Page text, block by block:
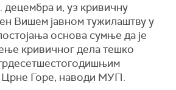
децембра и, уз кривичну
Вишем јавном тужилаштву у
основа сумње да је
кривичног дела тешко
Горе, наводи МУП.